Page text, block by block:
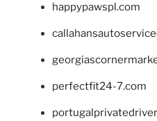
happypawspl.com
perfectfit24-7.com